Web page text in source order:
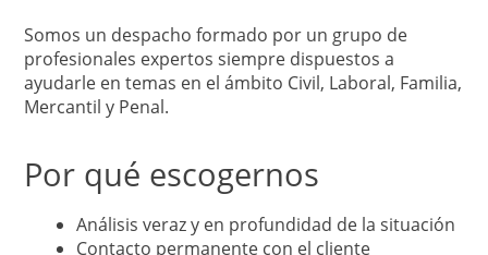
Somos un despacho formado por un grupo de
profesionales expertos siempre dispuestos a
ayudarle en temas en el ámbito Civil, Laboral, Familia,
Mercantil y Penal.
Por qué escogernos
Análisis veraz y en profundidad de la situación
Contacto permanente con el cliente